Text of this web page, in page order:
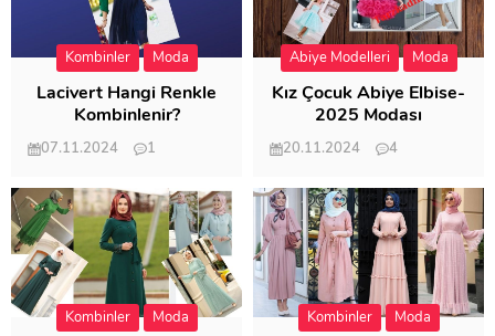
Kombinler Moda
Lacivert Hangi Renkle
Kombinlenir?
07.11.2024
1
Abiye Modelleri Moda
Kız Çocuk Abiye Elbise-
2025 Modası
20.11.2024
4
Kombinler Moda Kombinler Moda